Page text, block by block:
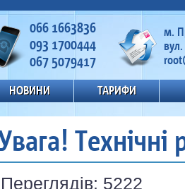
066 1663836
093 1700444
067 5079417
м.
НОВИНИ ТАРИФИ
Технічні
5222